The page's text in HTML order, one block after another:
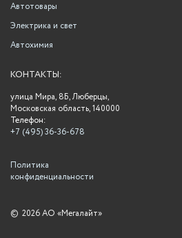
Автотовары
Электрика и свет
Автохимия
КОНТАКТЫ:
улица Мира, 8Б, Люберцы,
Московская область, 140000
Телефон:
+7 (495) 36-36-678
Политика
конфиденциальности
© 2026 АО «Мегалайт»